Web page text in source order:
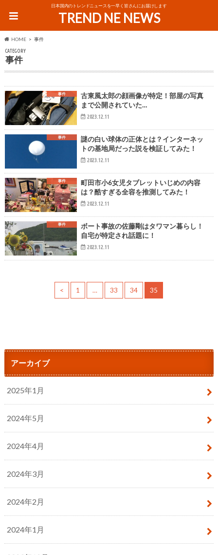
日本国内のトレンドニュースを一早く皆さんにお届けします
TREND NE NEWS
HOME 事件
CATEGORY
事件
事件
古東風太郎の顔画像が特定！部屋の写真
まで公開されていた…
2023.12.11
事件
謎の白い球体の正体とは？インターネッ
トの基地局だった説を検証してみた！
2023.12.11
事件
町田市小6女児タブレットいじめの内容
は？酷すぎる全容を推測してみた！
2023.12.11
事件
ボート事故の佐藤剛はタワマン暮らし！
自宅が特定され話題に！
2023.12.11
< 1 … 33 34 35
アーカイブ
2025年1月
2024年5月
2024年4月
2024年3月
2024年2月
2024年1月